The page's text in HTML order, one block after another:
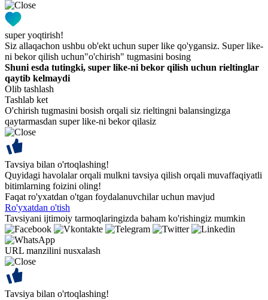
super yoqtirish!
Siz allaqachon ushbu ob'ekt uchun super like qo'ygansiz. Super like-
ni bekor qilish uchun"o'chirish" tugmasini bosing
Shuni esda tutingki, super like-ni bekor qilish uchun rieltinglar
qaytib kelmaydi
Olib tashlash
Tashlab ket
O'chirish tugmasini bosish orqali siz rieltingni balansingizga
qaytarmasdan super like-ni bekor qilasiz
Tavsiya bilan o'rtoqlashing!
Quyidagi havolalar orqali mulkni tavsiya qilish orqali muvaffaqiyatli
bitimlarning foizini oling!
Faqat ro'yxatdan o'tgan foydalanuvchilar uchun mavjud
Ro'yxatdan o'tish
Tavsiyani ijtimoiy tarmoqlaringizda baham ko'rishingiz mumkin
URL manzilini nusxalash
Tavsiya bilan o'rtoqlashing!